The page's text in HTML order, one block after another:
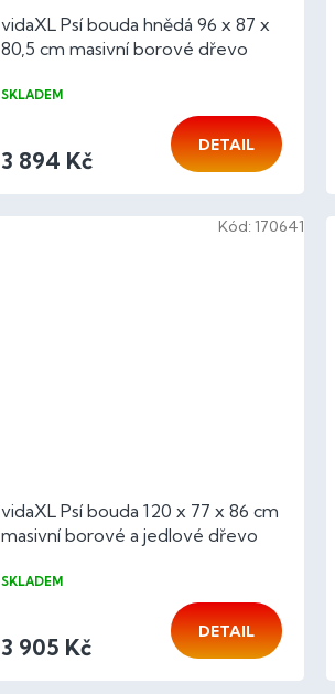
vidaXL Psí bouda hnědá 96 x 87 x
80,5 cm masivní borové dřevo
SKLADEM
3 894 Kč
DETAIL
vidaXL Psí bouda 120 x 77 x 86 cm
masivní borové a jedlové dřevo
SKLADEM
3 905 Kč
DETAIL
Kód: 170641